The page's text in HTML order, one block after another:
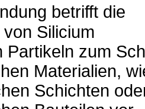
betrifft die
Silicium
Partikeln zum
Materialien,
Schichten